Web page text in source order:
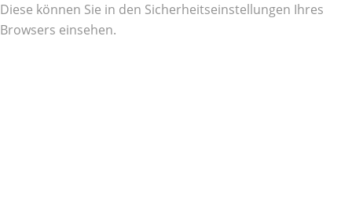
Diese können Sie in den Sicherheitseinstellungen Ihres
Browsers einsehen.